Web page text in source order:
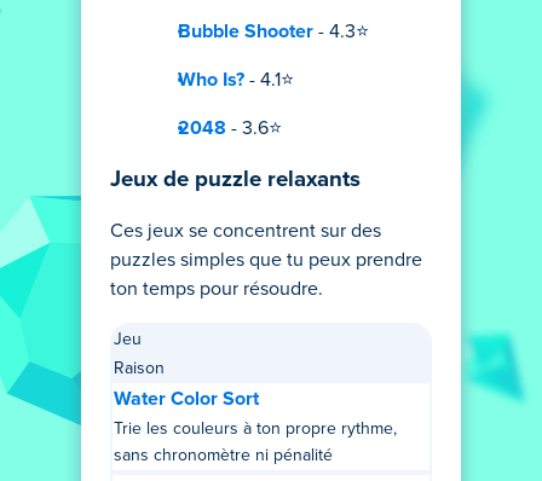
Bubble Shooter - 4.3⭐
Who Is? - 4.1⭐
2048 - 3.6⭐
Jeux de puzzle relaxants
Ces jeux se concentrent sur des
puzzles simples que tu peux prendre
ton temps pour résoudre.
Jeu
Raison
Water Color Sort
Trie les couleurs à ton propre rythme,
sans chronomètre ni pénalité